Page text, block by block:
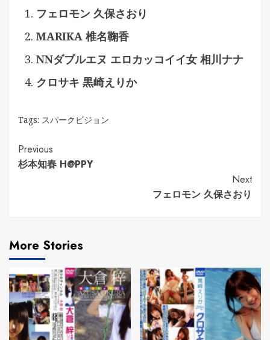
フェロモン 久保さおり
MARIKA 椎名鞠香
NNダブルエヌ エロカッコイイ女 相川ナナ
クロサキ 黒崎えりか
Tags: スパークビジョン
Continue
Reading
Previous
杉本知春 H@PPY
Next
フェロモン 久保さおり
More Stories